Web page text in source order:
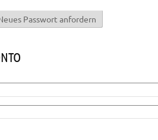
Reiter)
Passwort anfordern